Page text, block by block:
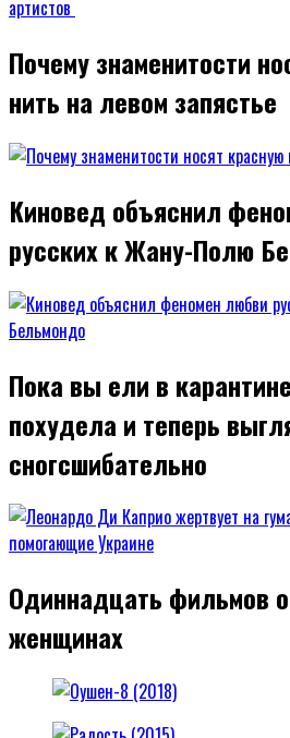
Почему знаменитости
нить на левом запястье
Киновед объяснил
русских к Жану-Полю
Пока вы ели в
похудела и теперь
сногсшибательно
Одиннадцать фильмов
женщинах